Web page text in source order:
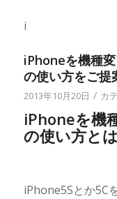
i
iPhoneを機種
の使い方をご提
2013年10月20日 / カ
iPhoneを機
の使い方とは
iPhone5Sとか5C